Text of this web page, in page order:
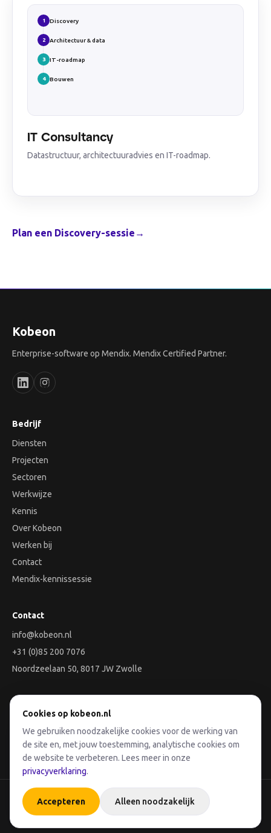
1 Discovery
2 Architectuur & data
3 IT-roadmap
4 Bouwen
IT Consultancy
Datastructuur, architectuuradvies en IT-roadmap.
Plan een Discovery-sessie →
Kobeon
Enterprise-software op Mendix. Mendix Certified Partner.
Bedrijf
Diensten
Projecten
Sectoren
Werkwijze
Kennis
Over Kobeon
Werken bij
Contact
Mendix-kennissessie
Contact
info@kobeon.nl
+31 (0)85 200 7076
Noordzeelaan 50, 8017 JW Zwolle
Plan een Discovery-sessie
2026
Kobeon B.V. · KvK 90081935
Project Pico - JTF
Privacyverklaring
Algemene voorwaarden
Cookievoorkeuren
Cookies op kobeon.nl
We gebruiken noodzakelijke cookies voor de werking van
de site en, met jouw toestemming, analytische cookies om
de website te verbeteren. Lees meer in onze
privacyverklaring.
Accepteren Alleen noodzakelijk